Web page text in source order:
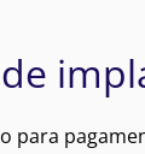
para